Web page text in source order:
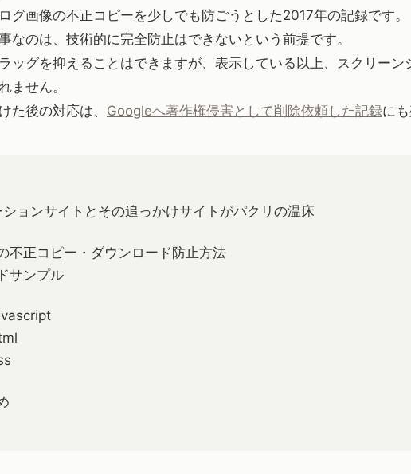
グ画像の不正コピーを少しでも防ごうとした2017年の記録です。
なのは、技術的に完全防止はできないという前提です。
ッグを抑えることはできますが、表示している以上、スクリーン
ません。
た後の対応は、 Googleへ著作権侵害として削除依頼した記録に
ションサイトとその追っかけサイトがパクリの温床
不正コピー・ダウンロード防止方法
サンプル